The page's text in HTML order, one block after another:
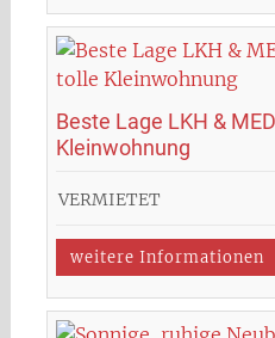
Beste Lage LKH &
Kleinwohnung
VERMIETET
weitere Informationen